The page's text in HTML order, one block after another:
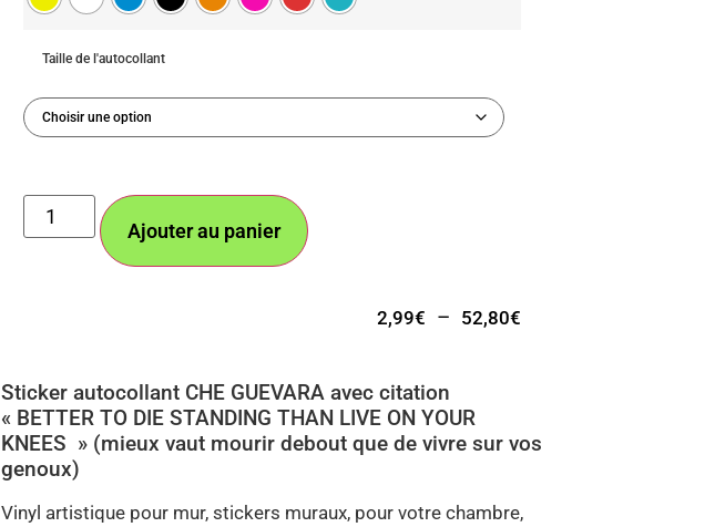
Taille de l'autocollant
Ajouter au panier
2,99€ – 52,80€
Sticker autocollant CHE GUEVARA avec citation
« BETTER TO DIE STANDING THAN LIVE ON YOUR
KNEES » (mieux vaut mourir debout que de vivre sur vos
genoux)
Vinyl artistique pour mur, stickers muraux, pour votre chambre,